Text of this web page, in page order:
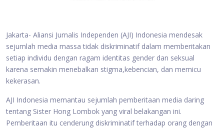
Jakarta- Aliansi Jurnalis Independen (AJI) Indonesia mendesak
sejumlah media massa tidak diskriminatif dalam memberitakan
setiap individu dengan ragam identitas gender dan seksual
karena semakin menebalkan stigma,kebencian, dan memicu
kekerasan.
AJI Indonesia memantau sejumlah pemberitaan media daring
tentang Sister Hong Lombok yang viral belakangan ini.
Pemberitaan itu cenderung diskriminatif terhadap orang dengan